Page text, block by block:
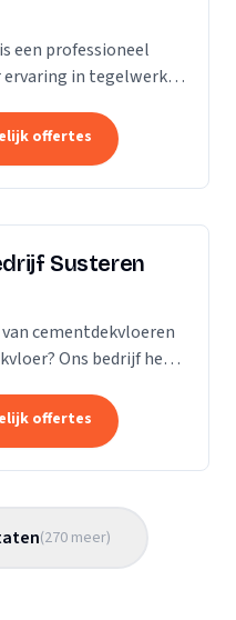
een professioneel
ervaring in tegelwerk.
offertes
Susteren
cementdekvloeren
Ons bedrijf heeft
en utiliteitsbouw.
offertes
(270 meer)